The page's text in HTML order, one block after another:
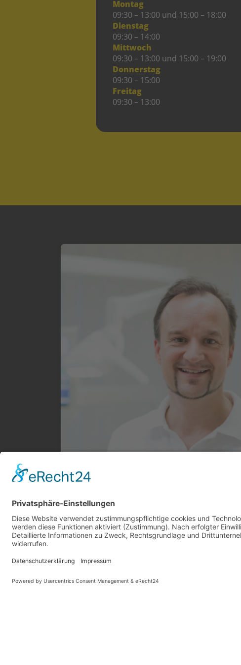
Montag
09:30 – 13:00 und 15:00 – 18:00
Dienstag
09:30 – 14:00
Mittwoch
09:30 – 13:00 und 15:00 – 19:00
Donnerstag
09:30 – 15:00
Freitag
09:30 – 13:00